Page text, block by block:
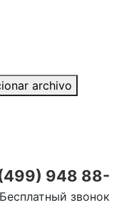
archivo
948 88-
Бесплатный звонок